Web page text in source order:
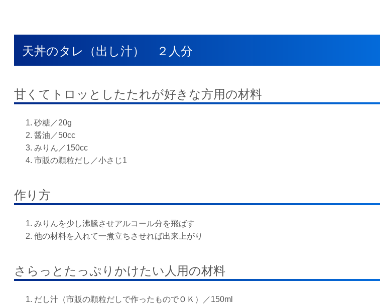
天丼のタレ（出し汁） ２人分
甘くてトロッとしたたれが好きな方用の材料
砂糖／20g
醤油／50cc
みりん／150cc
市販の顆粒だし／小さじ1
作り方
みりんを少し沸騰させアルコール分を飛ばす
他の材料を入れて一煮立ちさせれば出来上がり
さらっとたっぷりかけたい人用の材料
だし汁（市販の顆粒だしで作ったものでＯＫ）／150ml